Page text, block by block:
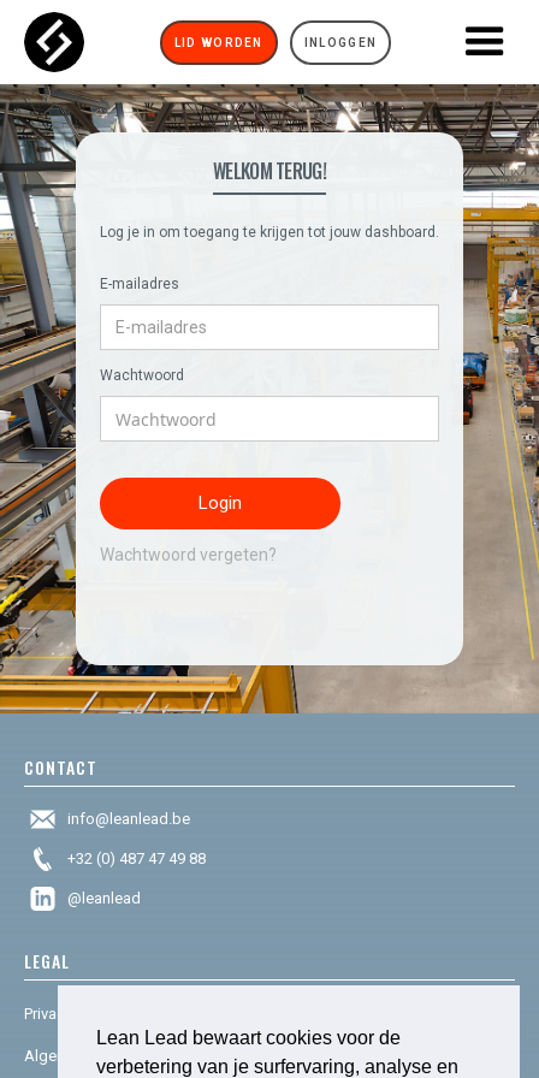
Lean Lead bewaart cookies voor de
verbetering van je surfervaring, analyse en
LID WORDEN INLOGGEN
WELKOM TERUG!
Log je in om toegang te krijgen tot jouw dashboard.
E-mailadres
Wachtwoord
Wachtwoord vergeten?
CONTACT
info@leanlead.be
+32 (0) 487 47 49 88
@leanlead
LEGAL
Privacy & cookies
Algemene voorwaarden